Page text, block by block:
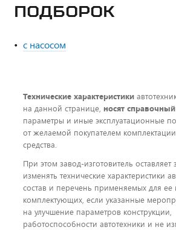
ПОДБОРОК
с насосом
Технические характеристики
на данной странице, носят
параметры и иные эксплуатационные
от желаемой покупателем
средства.
При этом завод-изготовитель
изменять технические характеристики
состав и перечень применяемых для ее
комплектующих, если указанные
на улучшение параметров конструкции,
работоспособности автотехники и не